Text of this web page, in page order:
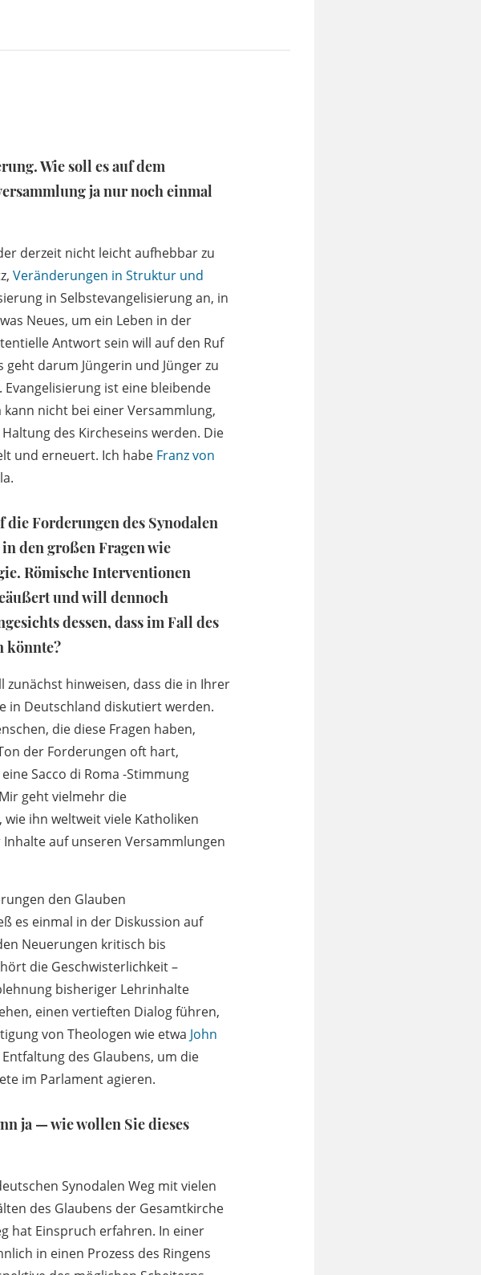
Wie soll es auf dem
ja nur noch einmal
derzeit nicht leicht aufhebbar zu
Veränderungen in Struktur und
in Selbstevangelisierung an, in
Neues, um ein Leben in der
Antwort sein will auf den Ruf
darum Jüngerin und Jünger zu
ist eine bleibende
nicht bei einer Versammlung,
des Kircheseins werden. Die
und erneuert. Ich habe Franz von
die Forderungen des Synodalen
in den großen Fragen wie
Römische Interventionen
und will dennoch
dessen, dass im Fall des
könnte?
hinweisen, dass die in Ihrer
in Deutschland diskutiert werden.
die diese Fragen haben,
der Forderungen oft hart,
Sacco di Roma -Stimmung
geht vielmehr die
ihn weltweit viele Katholiken
auf unseren Versammlungen
den Glauben
es einmal in der Diskussion auf
Neuerungen kritisch bis
die Geschwisterlichkeit –
bisheriger Lehrinhalte
einen vertieften Dialog führen,
von Theologen wie etwa John
des Glaubens, um die
im Parlament agieren.
ja — wie wollen Sie dieses
Synodalen Weg mit vielen
des Glaubens der Gesamtkirche
hat Einspruch erfahren. In einer
in einen Prozess des Ringens